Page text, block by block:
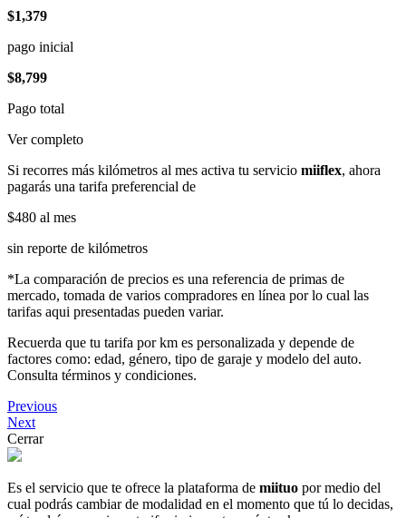
$1,379
pago inicial
$8,799
Pago total
Ver completo
Si recorres más kilómetros al mes activa tu servicio miiflex, ahora
pagarás una tarifa preferencial de
$480 al mes
sin reporte de kilómetros
*La comparación de precios es una referencia de primas de
mercado, tomada de varios compradores en línea por lo cual las
tarifas aqui presentadas pueden variar.
Recuerda que tu tarifa por km es personalizada y depende de
factores como: edad, género, tipo de garaje y modelo del auto.
Consulta términos y condiciones.
Previous
Next
Cerrar
Es el servicio que te ofrece la plataforma de miituo por medio del
cual podrás cambiar de modalidad en el momento que tú lo decidas,